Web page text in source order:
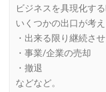
ビジネスを具現化する
いくつかの出口が考え
・出来る限り継続さ
・事業/企業の売却
・撤退
などなど。